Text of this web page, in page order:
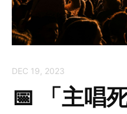
DEC 19, 2023
📅 「主唱